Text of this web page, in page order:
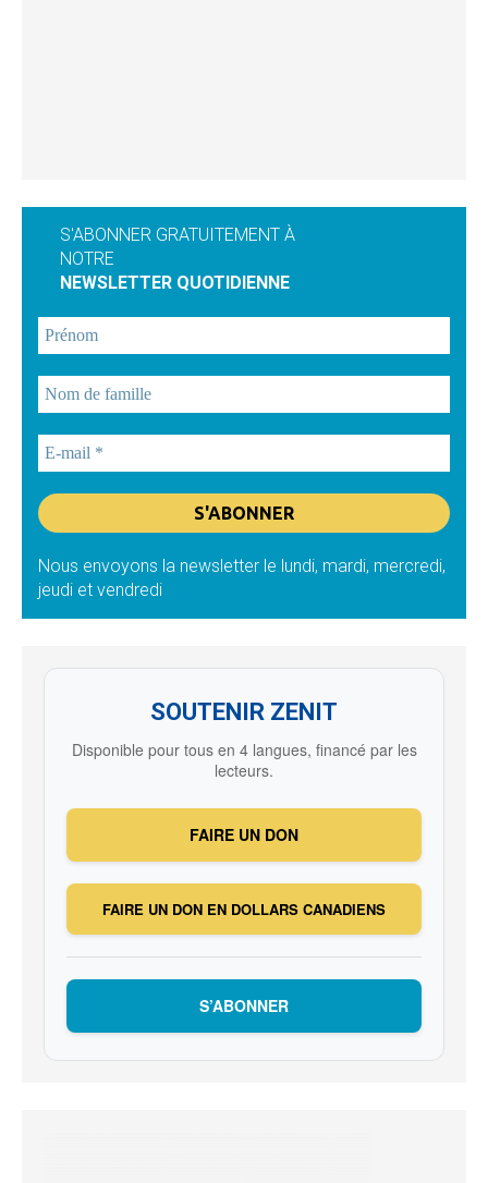
S'ABONNER GRATUITEMENT À
NOTRE
NEWSLETTER QUOTIDIENNE
Nous envoyons la newsletter le lundi, mardi, mercredi,
jeudi et vendredi
SOUTENIR ZENIT
Disponible pour tous en 4 langues, financé par les
lecteurs.
FAIRE UN DON
FAIRE UN DON EN DOLLARS CANADIENS
S’ABONNER